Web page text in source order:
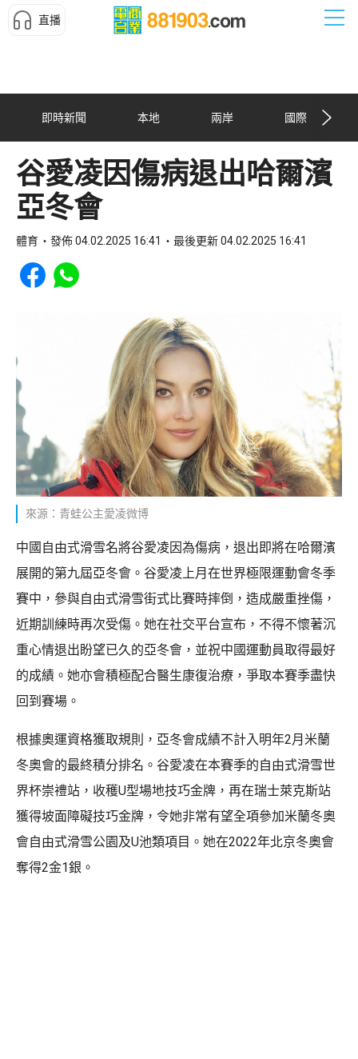
直播
即時新聞 本地 兩岸 國際
谷愛凌因傷病退出哈爾濱
亞冬會
體育 發佈 04.02.2025 16:41 最後更新 04.02.2025 16:41
Share to Facebook
Share to WhatsApp
來源：青蛙公主愛凌微博
中國自由式滑雪名將谷愛凌因為傷病，退出即將在哈爾濱
展開的第九屆亞冬會。谷愛凌上月在世界極限運動會冬季
賽中，參與自由式滑雪街式比賽時摔倒，造成嚴重挫傷，
近期訓練時再次受傷。她在社交平台宣布，不得不懷著沉
重心情退出盼望已久的亞冬會，並祝中國運動員取得最好
的成績。她亦會積極配合醫生康復治療，爭取本賽季盡快
回到賽場。
根據奧運資格獲取規則，亞冬會成績不計入明年2月米蘭
冬奧會的最終積分排名。谷愛凌在本賽季的自由式滑雪世
界杯崇禮站，收穫U型場地技巧金牌，再在瑞士萊克斯站
獲得坡面障礙技巧金牌，令她非常有望全項參加米蘭冬奧
會自由式滑雪公園及U池類項目。她在2022年北京冬奧會
奪得2金1銀。